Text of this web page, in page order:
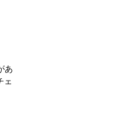
あ
ェ